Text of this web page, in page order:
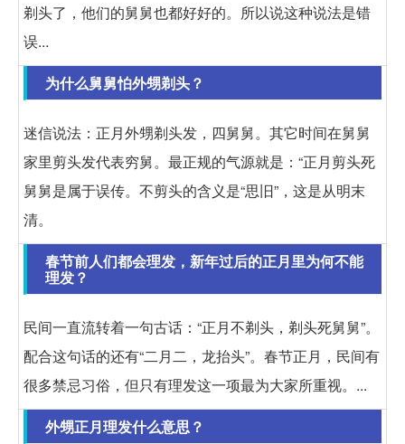
剃头了，他们的舅舅也都好好的。所以说这种说法是错
误...
为什么舅舅怕外甥剃头？
迷信说法：正月外甥剃头发，四舅舅。其它时间在舅舅
家里剪头发代表穷舅。最正规的气源就是：“正月剪头死
舅舅是属于误传。不剪头的含义是“思旧”，这是从明末
清。
春节前人们都会理发，新年过后的正月里为何不能
理发？
民间一直流转着一句古话：“正月不剃头，剃头死舅舅”。
配合这句话的还有“二月二，龙抬头”。春节正月，民间有
很多禁忌习俗，但只有理发这一项最为大家所重视。...
外甥正月理发什么意思？